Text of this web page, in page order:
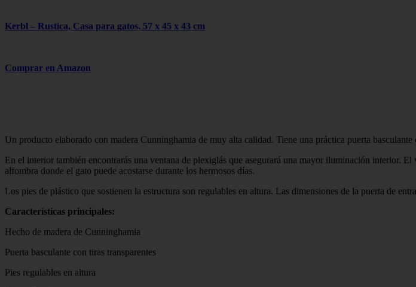
Kerbl – Rustica, Casa para gatos, 57 x 45 x 43 cm
Comprar en Amazon
Un producto elaborado con madera Cunninghamia de muy alta calidad. Tiene una práctica puerta
En el interior también encontrarás una ventana de plexiglás que asegurará una mayor iluminación interior.
alfombra donde el gato puede acostarse durante los hermosos días.
Los pies de plástico que sostienen la estructura son regulables en altura. Las dimensiones de la puerta de
Características principales:
Hecho de madera de Cunninghamia
Puerta basculante con tiras transparentes
Pies regulables en altura